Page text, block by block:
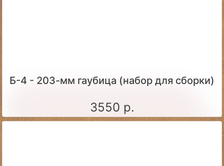
Б-4 - 203-мм гаубица (набор для сборки)
3550 р.